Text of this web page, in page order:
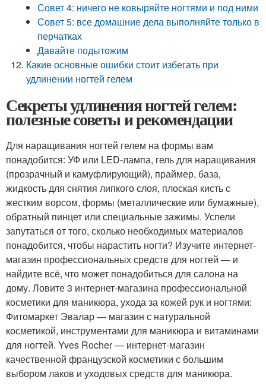
Совет 4: ничего не ковыряйте ногтями и под ними
Совет 5: все домашние дела выполняйте только в
перчатках
Давайте подытожим
Какие основные ошибки стоит избегать при
удлинении ногтей гелем
Секреты удлинения ногтей гелем:
полезные советы и рекомендации
Для наращивания ногтей гелем на формы вам
понадобится: УФ или LED-лампа, гель для наращивания
(прозрачный и камуфлирующий), праймер, база,
жидкость для снятия липкого слоя, плоская кисть с
жестким ворсом, формы (металлические или бумажные),
обратный пинцет или специальные зажимы. Успели
запутаться от того, сколько необходимых материалов
понадобится, чтобы нарастить ногти? Изучите интернет-
магазин профессиональных средств для ногтей — и
найдите всё, что может понадобиться для салона на
дому. Ловите 3 интернет-магазина профессиональной
косметики для маникюра, ухода за кожей рук и ногтями:
Фитомаркет Эвалар — магазин с натуральной
косметикой, инструментами для маникюра и витаминами
для ногтей. Yves Rocher — интернет-магазин
качественной французской косметики с большим
выбором лаков и уходовых средств для маникюра.